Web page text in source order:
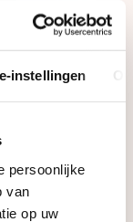
instellingen
persoonlijke
van
op uw
een
was mogelijk.
dat ik een